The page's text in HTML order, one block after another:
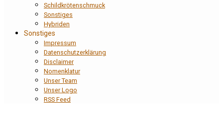
Schildkrötenschmuck
Sonstiges
Hybriden
Sonstiges
Impressum
Datenschutzerklärung
Disclaimer
Nomenklatur
Unser Team
Unser Logo
RSS Feed